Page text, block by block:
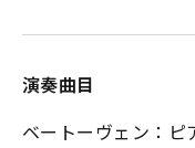
演奏曲目
ベートーヴェン：